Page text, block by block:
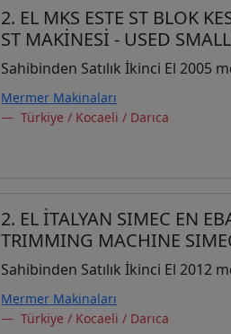
2. EL MKS ESTE ST BLOK
ST MAKİNESİ - USED
Sahibinden Satılık İkinci El 2005
Mermer Makinaları
Türkiye / Kocaeli / Darıca
2. EL İTALYAN SIMEC EN
TRIMMING MACHINE
Sahibinden Satılık İkinci El 2012
Mermer Makinaları
Türkiye / Kocaeli / Darıca